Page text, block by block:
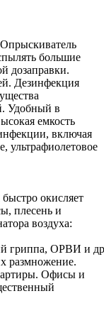
большие
дозаправки.
Дезинфекция
Удобный в
емкость
включая
ультрафиолетовое
окисляет
плесень и
воздуха:
гриппа, ОРВИ и
размножение.
Офисы и